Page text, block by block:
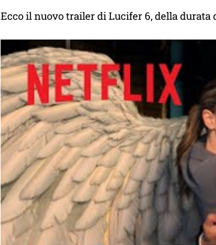
Ecco il nuovo trailer di Lucifer 6, della durata